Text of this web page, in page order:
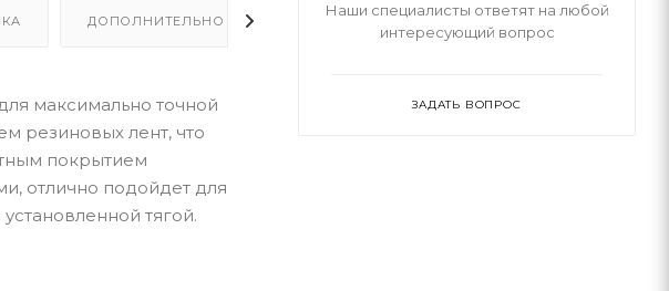
ДОПОЛНИТЕЛЬНО
максимально точной
резиновых лент, что
покрытием
отлично подойдет для
тягой.
Наши специалисты ответят на любой
интересующий вопрос
ЗАДАТЬ ВОПРОС